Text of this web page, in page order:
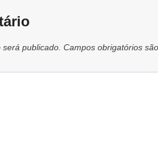
publicado. Campos obrigatórios